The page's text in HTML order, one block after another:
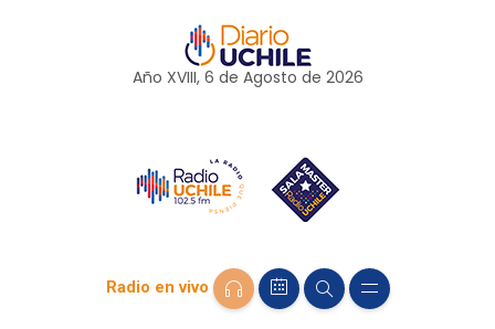
Año XVIII, 6 de Agosto de 2026
Radio en vivo